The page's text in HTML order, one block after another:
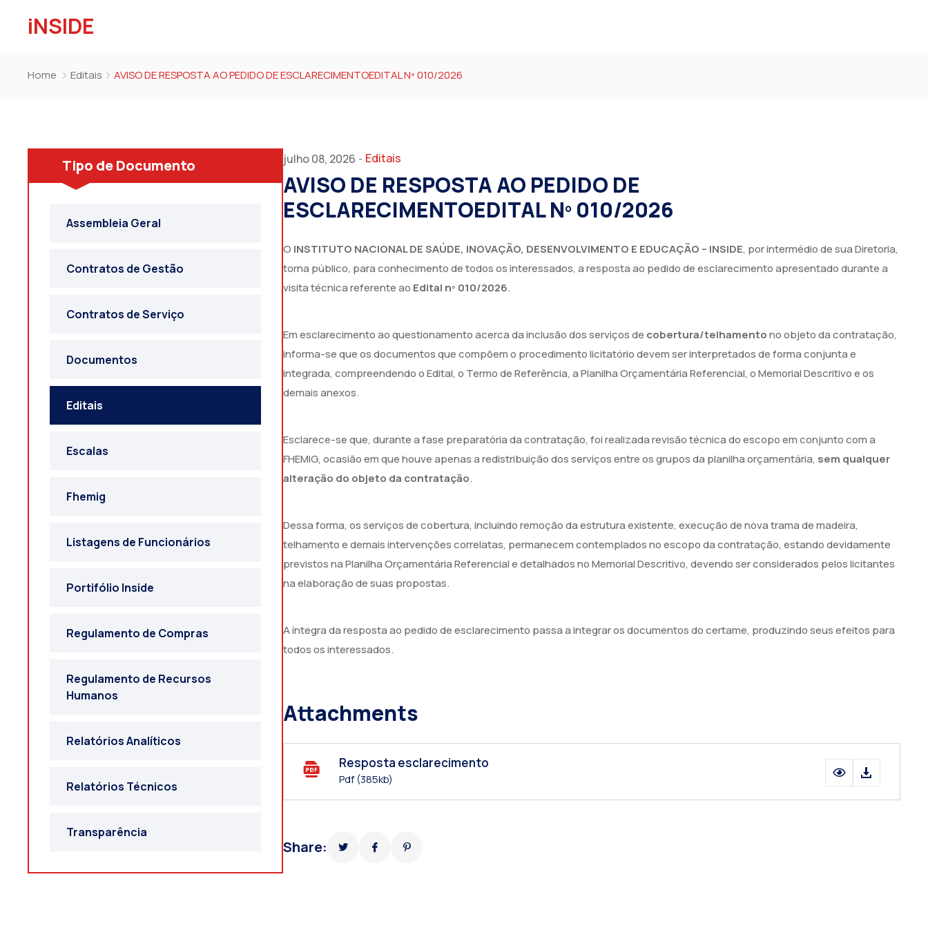
iNSIDE
Home Editais AVISO DE RESPOSTA AO PEDIDO DE ESCLARECIMENTOEDITAL Nº 010/2026
Tipo de Documento
Assembleia Geral
Contratos de Gestão
Contratos de Serviço
Documentos
Editais
Escalas
Fhemig
Listagens de Funcionários
Portifólio Inside
Regulamento de Compras
Regulamento de Recursos
Humanos
Relatórios Analíticos
Relatórios Técnicos
Transparência
julho 08, 2026 - Editais
AVISO DE RESPOSTA AO PEDIDO DE
ESCLARECIMENTOEDITAL Nº 010/2026
O INSTITUTO NACIONAL DE SAÚDE, INOVAÇÃO, DESENVOLVIMENTO E EDUCAÇÃO – INSIDE, por intermédio de sua Diretoria,
torna público, para conhecimento de todos os interessados, a resposta ao pedido de esclarecimento apresentado durante a
visita técnica referente ao Edital nº 010/2026.
Em esclarecimento ao questionamento acerca da inclusão dos serviços de cobertura/telhamentono objeto da contratação,
informa-se que os documentos que compõem o procedimento licitatório devem ser interpretados de forma conjunta e
integrada, compreendendo o Edital, o Termo de Referência, a Planilha Orçamentária Referencial, o Memorial Descritivo e os
demais anexos.
Esclarece-se que, durante a fase preparatória da contratação, foi realizada revisão técnica do escopo em conjunto com a
FHEMIG, ocasião em que houve apenas a redistribuição dos serviços entre os grupos da planilha orçamentária, sem qualquer
alteração do objeto da contratação.
Dessa forma, os serviços de cobertura, incluindo remoção da estrutura existente, execução de nova trama de madeira,
telhamento e demais intervenções correlatas, permanecem contemplados no escopo da contratação, estando devidamente
previstos na Planilha Orçamentária Referencial e detalhados no Memorial Descritivo, devendo ser considerados pelos licitantes
na elaboração de suas propostas.
A íntegra da resposta ao pedido de esclarecimento passa a integrar os documentos do certame, produzindo seus efeitos para
todos os interessados.
Attachments
Resposta esclarecimento
Pdf(385kb)
Share: